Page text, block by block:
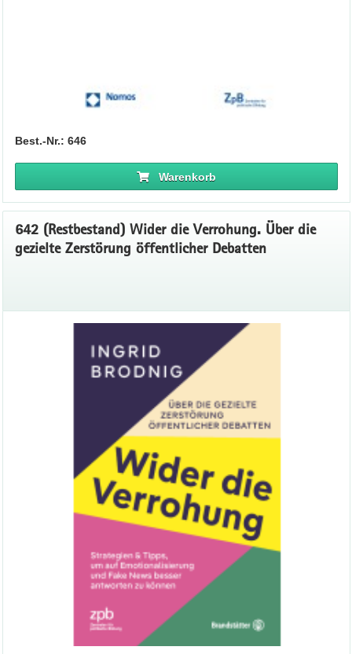
Best.-Nr.: 646
Warenkorb
642 (Restbestand) Wider die Verrohung. Über die
gezielte Zerstörung öffentlicher Debatten